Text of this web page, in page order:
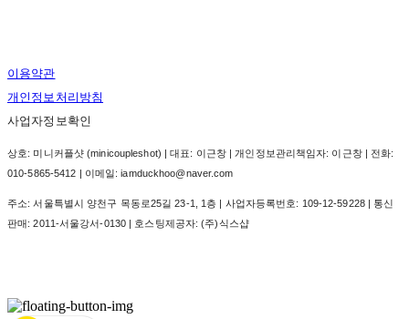
이용약관
개인정보처리방침
사업자정보확인
상호: 미니커플샷 (minicoupleshot) | 대표: 이근창 | 개인정보관리책임자: 이근창 | 전화:
010-5865-5412 | 이메일: iamduckhoo@naver.com
주소: 서울특별시 양천구 목동로25길 23-1, 1층 | 사업자등록번호: 109-12-59228| 통신
판매:2011-서울강서-0130 | 호스팅제공자: (주)식스샵